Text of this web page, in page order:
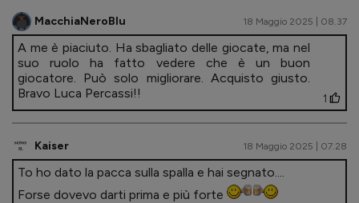
MacchiaNeroBlu 18 Maggio 2025 | 08.37
A me è piaciuto. Ha sbagliato delle giocate, ma nel
suo ruolo ha fatto vedere che è un buon
giocatore. Può solo migliorare. Acquisto giusto.
Bravo Luca Percassi!!
1
Kaiser 18 Maggio 2025 | 07.28
To ho dato la pacca sulla spalla e hai segnato....
Forse dovevo darti prima e più forte